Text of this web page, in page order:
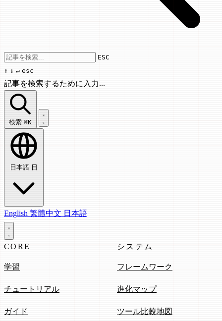
Use arrow keys to navigate results,
ESC
↑ ↓ ↵ esc
記事を検索するために入力...
記事を検索...
検索 ⌘K
日本語 日
English 繁體中文 日本語
CORE
学習
チュートリアル
ガイド
システム
フレームワーク
進化マップ
ツール比較地図